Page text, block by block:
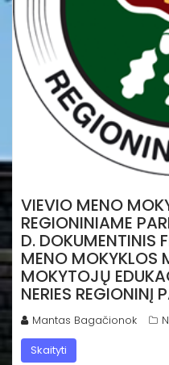
VIEVIO MENO
REGIONINIAME
D. DOKUMENTINIS
MENO MOKYKLOS
MOKYTOJŲ
NERIES REGIONINĮ
Mantas Bagačionok
Skaityti